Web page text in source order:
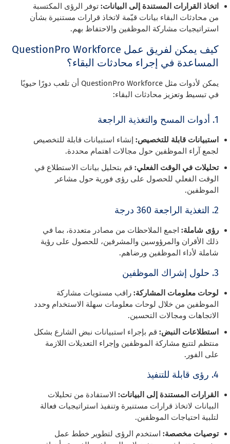
اتخاذ القرارات المستندة إلى البيانات:توفر الرؤى المكتسبة
من محادثات البقاء بيانات قيّمة لاتخاذ قرارات مستنيرة بشأن
استراتيجيات مشاركة الموظفين والاحتفاظ بهم.
كيف يمكن لفريق عمل QuestionPro Workforce
المساعدة في إجراء محادثات البقاء؟
يمكن لأدوات مثل QuestionPro Workforce أن تلعب دورًا حيويًا
في تبسيط وتعزيز محادثات البقاء:
1. أدوات المسح والتغذية الراجعة
استبيانات قابلة للتخصيص: إنشاء استبيانات قابلة للتخصيص
لجمع آراء الموظفين حول مجالات اهتمام محددة.
تحليلات في الوقت الفعلي: قم بتحليل بيانات الاستطلاع في
الوقت الفعلي للحصول على رؤى فورية حول مشاعر
الموظفين.
2. التغذية الراجعة 360 درجة
رؤى شاملة: اجمع الملاحظات من مصادر متعددة، بما في
ذلك الأقران والمرؤوسين والمشرفين، للحصول على رؤية
شاملة لأداء الموظفين ورضاهم.
3. حلول إشراك الموظفين
لوحات معلومات المشاركة: راقب مستويات مشاركة
الموظفين من خلال لوحات معلومات سهلة الاستخدام وحدد
الاتجاهات ومجالات التحسين.
استطلاعات النبض: قم بإجراء استبيانات نبض الشارع بشكل
منتظم لتتبع مشاركة الموظفين وإجراء التعديلات اللازمة
على الفور.
4. رؤى قابلة للتنفيذ
القرارات المستندة إلى البيانات: الاستفادة من تحليلات
البيانات لاتخاذ قرارات مستنيرة وتنفيذ استراتيجيات فعالة
لتلبية احتياجات الموظفين.
توصيات مخصصة: استخدم الرؤى لتطوير خطط عمل